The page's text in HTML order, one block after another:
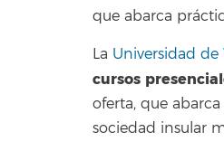
que abarca
La Universidad de
cursos
oferta, que
sociedad insular